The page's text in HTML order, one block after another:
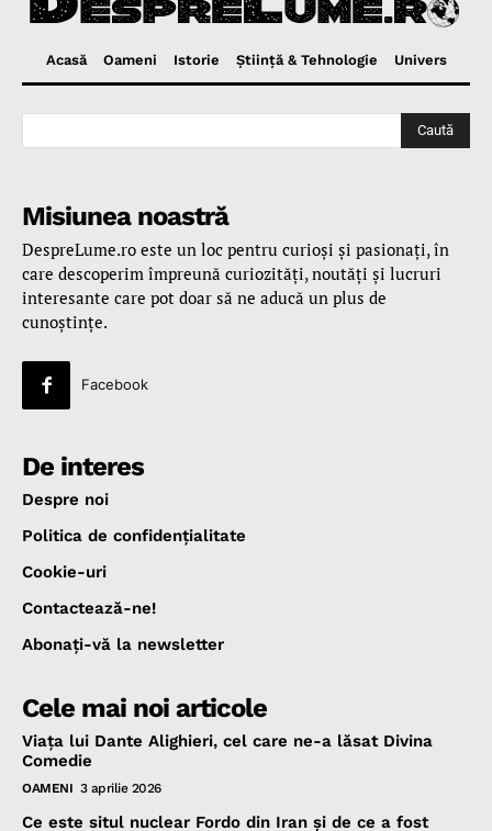
Acasă Oameni Istorie Ştiinţă & Tehnologie Univers
Caută
Misiunea noastră
DespreLume.ro este un loc pentru curioşi şi pasionaţi, în
care descoperim împreună curiozităţi, noutăţi şi lucruri
interesante care pot doar să ne aducă un plus de
cunoştinţe.
Facebook
De interes
Despre noi
Politica de confidenţialitate
Cookie-uri
Contactează-ne!
Abonaţi-vă la newsletter
Cele mai noi articole
Viața lui Dante Alighieri, cel care ne-a lăsat Divina
Comedie
OAMENI 3 aprilie 2026
Ce este situl nuclear Fordo din Iran și de ce a fost